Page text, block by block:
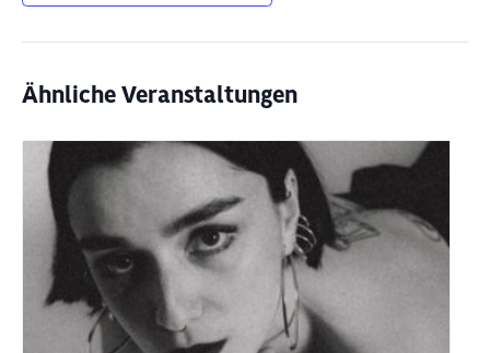
Ähnliche Veranstaltungen